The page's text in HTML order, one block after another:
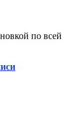
по всей